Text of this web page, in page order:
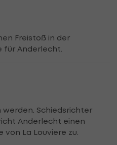
Freistoß in der
für Anderlecht.
Schiedsrichter
Anderlecht einen
von La Louviere zu.